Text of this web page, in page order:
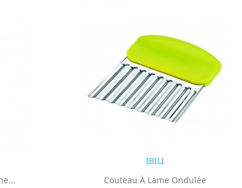
IBILI
Couteau À Lame Ondulée